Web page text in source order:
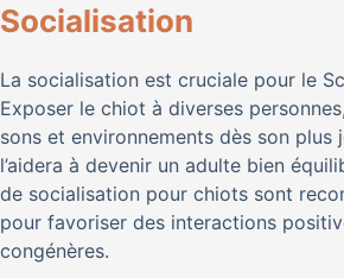
Socialisation
La socialisation est cruciale pour le
Exposer le chiot à diverses
sons et environnements dès son plus
l’aidera à devenir un adulte bien
de socialisation pour chiots sont
pour favoriser des interactions
congénères.